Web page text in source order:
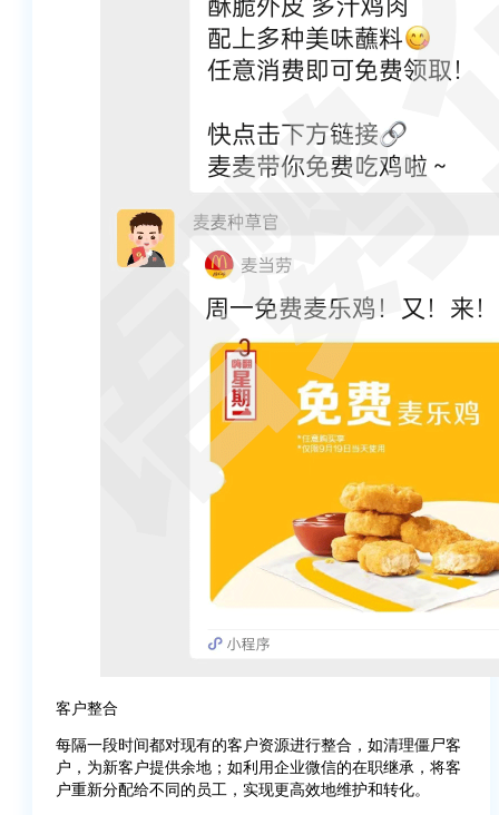
客户整合
每隔一段时间都对现有的客户资源进行整合，如清理僵尸客
户，为新客户提供余地；如利用企业微信的在职继承，将客
户重新分配给不同的员工，实现更高效地维护和转化。